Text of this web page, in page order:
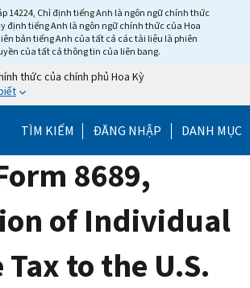
14224, Chỉ định tiếng Anh là ngôn ngữ chính thức
định tiếng Anh là ngôn ngữ chính thức của Hoa
bản tiếng Anh của tất cả các tài liệu là phiên
của tất cả thông tin của liên bang.
thức của chính phủ Hoa Kỳ
TÌM KIẾM ĐĂNG NHẬP DANH MỤC
8689,
of Individual
to the U.S.